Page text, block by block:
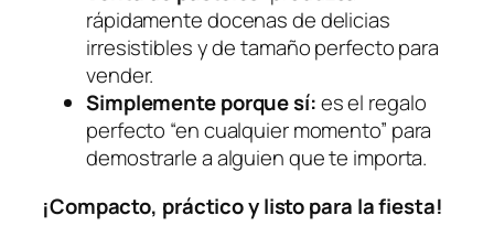
rápidamente docenas de delicias
irresistibles y de tamaño perfecto para
vender.
Simplemente porque sí:es el regalo
perfecto “en cualquier momento” para
demostrarle a alguien que te importa.
¡Compacto, práctico y listo para la fiesta!